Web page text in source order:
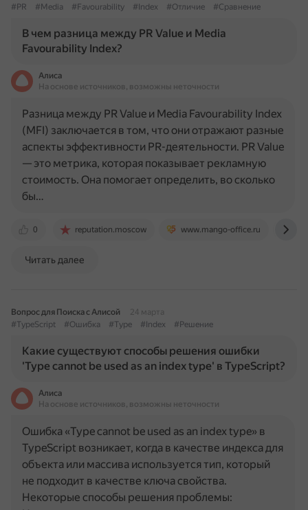
#PR
#Media #Favourability #Index #Отличие #Сравнение
В чем разница между PR Value и Media
Favourability Index?
Алиса
На основе источников, возможны неточности
0 reputation.moscow www.mango-office.ru
Разница между PR Value и Media Favourability Index
(MFI) заключается в том, что они отражают разные
аспекты эффективности PR-деятельности. PR Value
— это метрика, которая показывает рекламную
стоимость. Она помогает определить, во сколько
бы…
Читать далее
Вопрос для Поиска с Алисой
24 марта
#TypeScript
#Ошибка #Type #Index #Решение
Какие существуют способы решения ошибки
'Type cannot be used as an index type' в TypeScript?
Алиса
На основе источников, возможны неточности
Ошибка «Type cannot be used as an index type» в
TypeScript возникает, когда в качестве индекса для
объекта или массива используется тип, который
не подходит в качестве ключа свойства.
Некоторые способы решения проблемы: